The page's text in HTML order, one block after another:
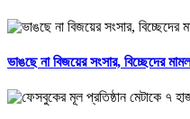
ভাঙছে না বিজয়ের সংসার, বিচ্ছেদের